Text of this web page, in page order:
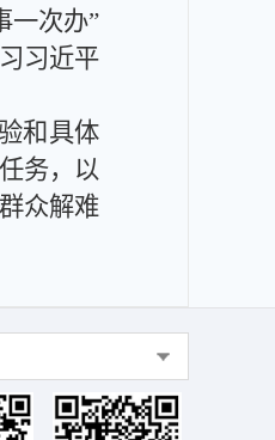
一次办”
习近平
和具体
务，以
众解难